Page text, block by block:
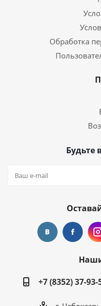
Обработка
Будьте
+7 (8352) 37-93-